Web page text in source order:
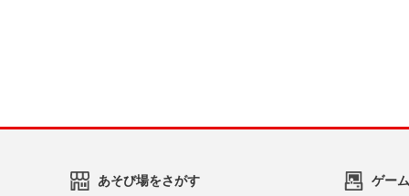
あそび場をさがす ゲー